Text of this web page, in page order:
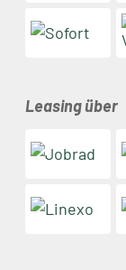
Leasing über